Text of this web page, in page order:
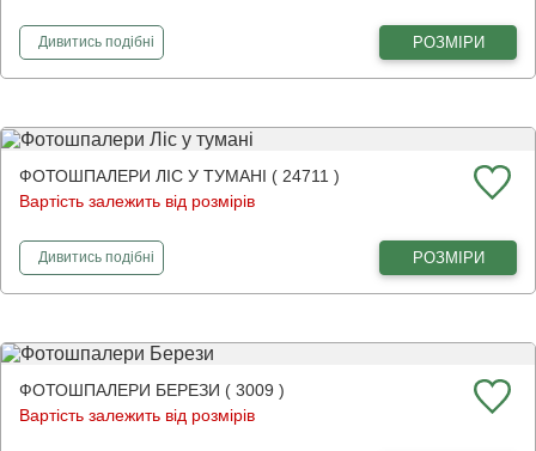
Дивитисьфотошпалери
подібні РОЗМІРИ
ФОТОШПАЛЕРИ ЛІС У ТУМАНІ ( 24711 )
Вартість залежить від розмірів
Дивитисьфотошпалери
подібні РОЗМІРИ
ФОТОШПАЛЕРИ БЕРЕЗИ ( 3009 )
Вартість залежить від розмірів